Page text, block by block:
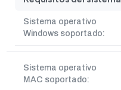
Sistema operativo
Windows soportado:
Sistema operativo
MAC soportado: